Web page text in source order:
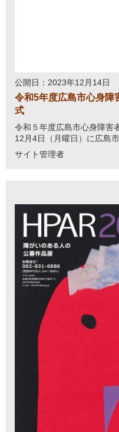
公開日：2023年12月14日
令和5年度広島市心身障
式
令和５年度広島市心身障害
12月4日（月曜日）に広島
サイト管理者